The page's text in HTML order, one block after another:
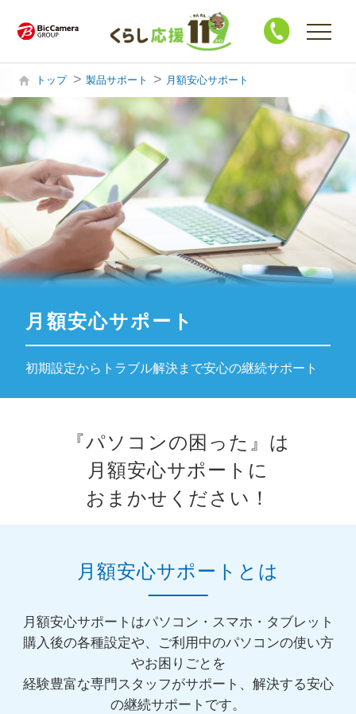
購入・買替相談
製品サポート
ハウスクリーニング
買 取
トップ 製品サポート 月額安心サポート
月額安心サポート
初期設定からトラブル解決まで安心の継続サポート
『パソコンの困った』は
月額安心サポートに
おまかせください！
月額安心サポートとは
月額安心サポートはパソコン・スマホ・タブレット
購入後の各種設定や、ご利用中のパソコンの使い方
やお困りごとを
経験豊富な専門スタッフがサポート、解決する安心
の継続サポートです。